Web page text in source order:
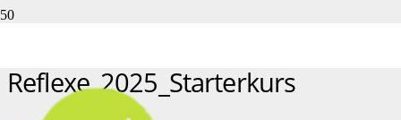
Reflexe_2025_Starterkurs